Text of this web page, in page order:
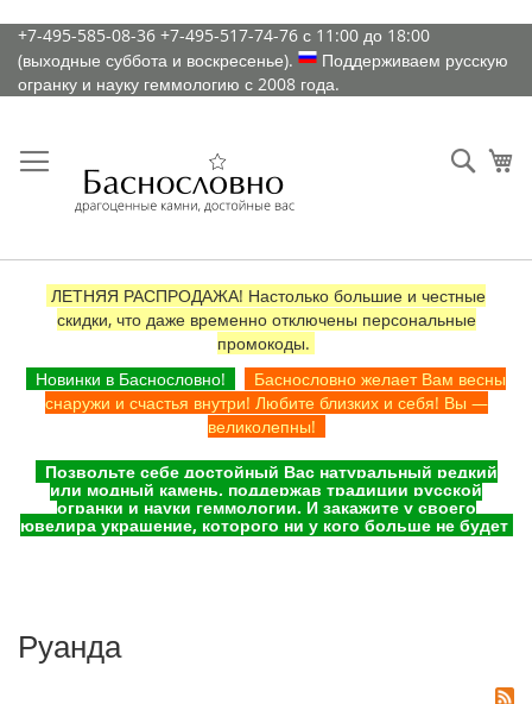
К
содержимому
+7-495-585-08-36 +7-495-517-74-76 с 11:00 до 18:00
(выходные суббота и воскресенье).
Поддерживаем русскую
огранку и науку геммологию с 2008 года.
ЛЕТНЯЯ РАСПРОДАЖА! Настолько большие и честные
скидки, что даже временно отключены персональные
промокоды.
Новинки в Баснословно!
Баснословно желает Вам весны
снаружи и счастья внутри! Любите близких и себя! Вы —
великолепны!
Позвольте себе достойный Вас натуральный редкий
или модный камень, поддержав традиции русской
огранки и науки геммологии. И закажите у своего
ювелира украшение, которого ни у кого больше не будет
Руанда